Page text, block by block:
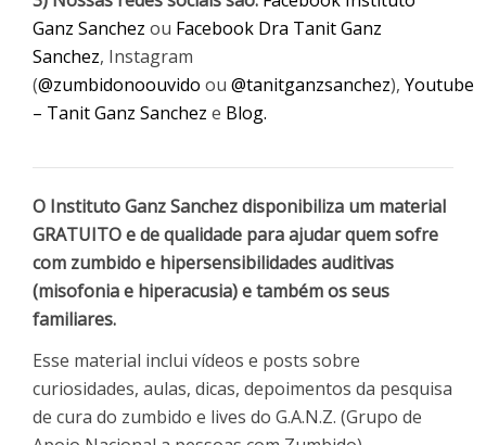
Ganz Sanchez ou Facebook Dra Tanit Ganz
Sanchez, Instagram
(@zumbidonoouvido ou @tanitganzsanchez), Youtube
– Tanit Ganz Sanchez e Blog.
O Instituto Ganz Sanchez disponibiliza um material
GRATUITO e de qualidade para ajudar quem sofre
com zumbido e hipersensibilidades auditivas
(misofonia e hiperacusia) e também os seus
familiares.
Esse material inclui vídeos e posts sobre
curiosidades, aulas, dicas, depoimentos da pesquisa
de cura do zumbido e lives do G.A.N.Z. (Grupo de